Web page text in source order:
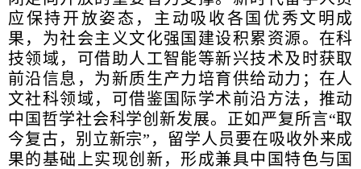
应保持开放姿态，主动吸收各国优秀文明成
果，为社会主义文化强国建设积累资源。在科
技领域，可借助人工智能等新兴技术及时获取
前沿信息，为新质生产力培育供给动力；在人
文社科领域，可借鉴国际学术前沿方法，推动
中国哲学社会科学创新发展。正如严复所言“取
今复古，别立新宗”，留学人员要在吸收外来成
果的基础上实现创新，形成兼具中国特色与国